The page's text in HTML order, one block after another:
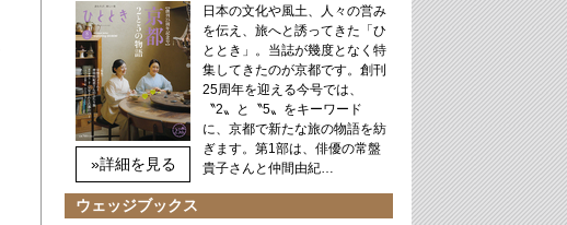
»詳細を見る
日本の文化や風土、人々の営み
を伝え、旅へと誘ってきた「ひ
ととき」。当誌が幾度となく特
集してきたのが京都です。創刊
25周年を迎える今号では、
〝2〟と〝5〟をキーワード
に、京都で新たな旅の物語を紡
ぎます。第1部は、俳優の常盤
貴子さんと仲間由紀…
ウェッジブックス